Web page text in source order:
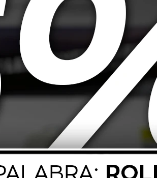
sensor volumétrico ajustable, lo que
por un profesional para garantizar un